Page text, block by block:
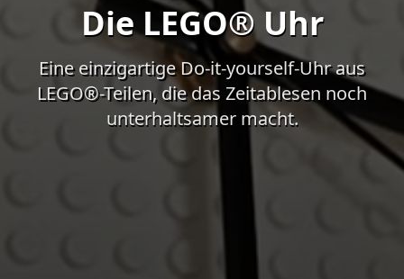
Die LEGO® Uhr
Eine einzigartige Do-it-yourself-Uhr aus
LEGO®-Teilen, die das Zeitablesen noch
unterhaltsamer macht.
Das Hintergrundvideo zeigt atmosphärische Bilder